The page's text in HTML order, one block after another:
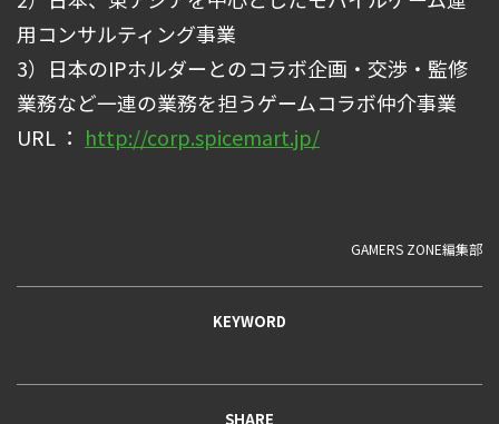
用コンサルティング事業
3）日本のIPホルダーとのコラボ企画・交渉・監修
業務など一連の業務を担うゲームコラボ仲介事業
URL ： http://corp.spicemart.jp/
GAMERS ZONE編集部
KEYWORD
SHARE